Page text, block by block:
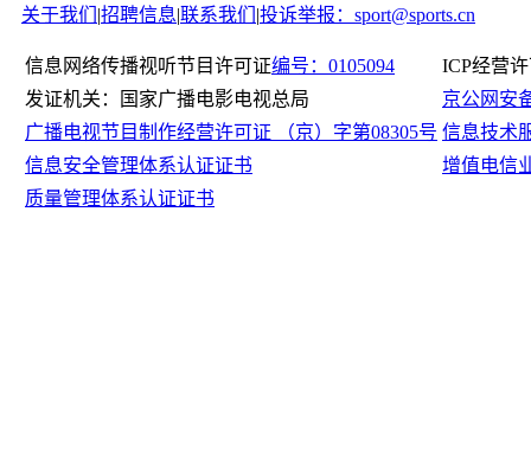
关于我们 |招聘信息|联系我们 |投诉举报：sport@sports.cn
信息网络传播视听节目许可证编号：0105094
ICP经营
发证机关：国家广播电影电视总局
京公网安
广播电视节目制作经营许可证 （京）字第08305号 信息技术
信息安全管理体系认证证书
增值电信
质量管理体系认证证书